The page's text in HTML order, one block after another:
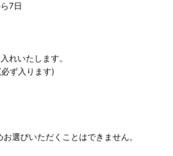
7日
れいたします。
ず入ります)
選びいただくことはできません。